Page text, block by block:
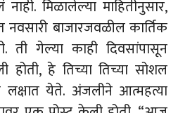
मिळालेल्या माहितीनुसार,
बाजारजवळील कार्तिक
ती गेल्या काही दिवसांपासून
होती, हे तिच्या तिच्या सोशल
लक्षात येते. अंजलीने आत्महत्या